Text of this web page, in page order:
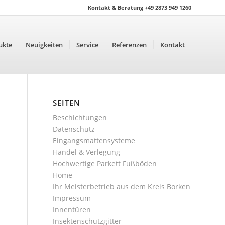
Kontakt & Beratung +49 2873 949 1260
Neuigkeiten Service Referenzen Kontakt
SEITEN
Beschichtungen
Datenschutz
Eingangsmattensysteme
Handel & Verlegung
Hochwertige Parkett Fußböden
Home
Ihr Meisterbetrieb aus dem Kreis Borken
Impressum
Innentüren
Insektenschutzgitter